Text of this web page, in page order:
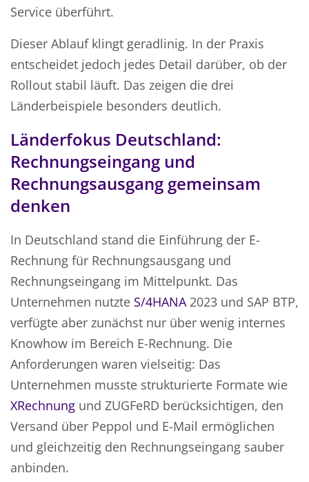
Service überführt.
Dieser Ablauf klingt geradlinig. In der Praxis
entscheidet jedoch jedes Detail darüber, ob der
Rollout stabil läuft. Das zeigen die drei
Länderbeispiele besonders deutlich.
Länderfokus Deutschland:
Rechnungseingang und
Rechnungsausgang gemeinsam
denken
In Deutschland stand die Einführung der E-
Rechnung für Rechnungsausgang und
Rechnungseingang im Mittelpunkt. Das
Unternehmen nutzte S/4HANA 2023 und SAP BTP,
verfügte aber zunächst nur über wenig internes
Knowhow im Bereich E-Rechnung. Die
Anforderungen waren vielseitig: Das
Unternehmen musste strukturierte Formate wie
XRechnung und ZUGFeRD berücksichtigen, den
Versand über Peppol und E-Mail ermöglichen
und gleichzeitig den Rechnungseingang sauber
anbinden.